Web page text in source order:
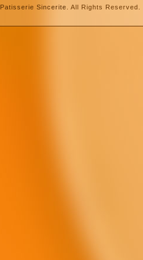
Patisserie Sincerite . All Rights Reserved.